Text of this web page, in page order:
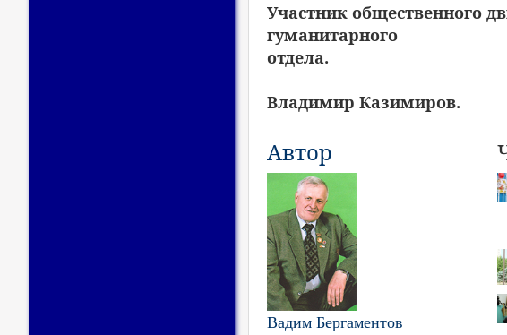
Участник общественного
гуманитарного
отдела.
Владимир Казимиров.
Автор
Вадим Бергаментов